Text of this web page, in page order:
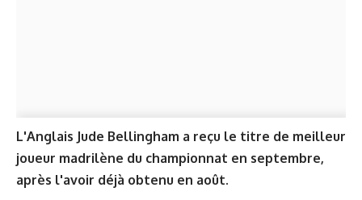
L'Anglais Jude Bellingham a reçu le titre de meilleur
joueur madrilène du championnat en septembre,
après l'avoir déjà obtenu en août.